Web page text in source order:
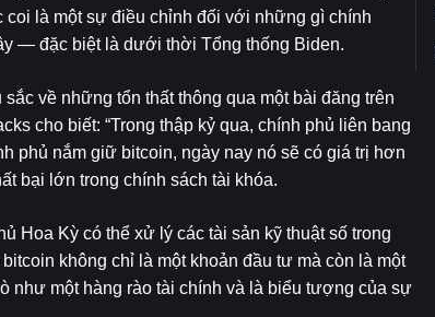
là một sự điều chỉnh đối với những gì chính
— đặc biệt là dưới thời Tổng thống Biden.
về những tổn thất thông qua một bài đăng trên
cho biết: “Trong thập kỷ qua, chính phủ liên bang
phủ nắm giữ bitcoin, ngày nay nó sẽ có giá trị hơn
bại lớn trong chính sách tài khóa.
Hoa Kỳ có thể xử lý các tài sản kỹ thuật số trong
không chỉ là một khoản đầu tư mà còn là một
như một hàng rào tài chính và là biểu tượng của sự